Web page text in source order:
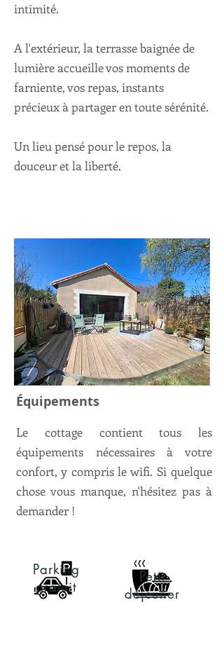
intimité.
A l'extérieur, la terrasse baignée de
lumière accueille vos moments de
farniente, vos repas, instants
précieux à partager en toute sérénité.
Un lieu pensé pour le repos, la
douceur et la liberté.
Équipements
Le cottage contient tous les
équipements nécessaires à votre
confort, y compris le wifi. Si quelque
chose vous manque, n'hésitez pas à
demander !
Parking
gratuit
Petit
déjeuner